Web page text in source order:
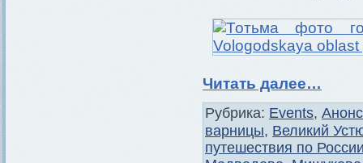
Читать далее…
Рубрика: Events,
варницы, Великий
путешествия по